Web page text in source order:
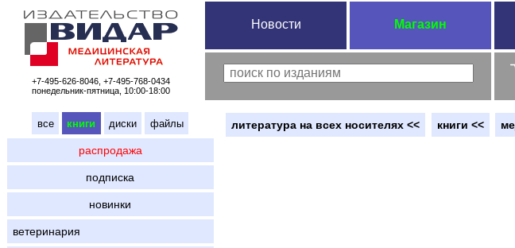
+7-495-626-8046, +7-495-768-0434
понедельник-пятница, 10:00-18:00
Новости Магазин
все книги диски файлы
распродажа
подписка
новинки
ветеринария
литература на всех носителях << книги <<